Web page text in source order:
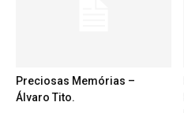
Preciosas Memórias –
Álvaro Tito.